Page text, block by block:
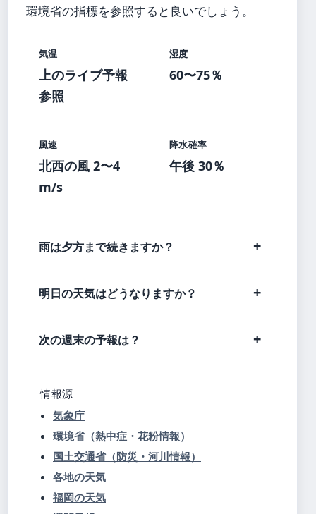
環境省の指標を参照すると良いでしょう。
気温
上のライブ予報
参照
湿度
60〜75％
風速
北西の風 2〜4
m/s
降水確率
午後 30％
雨は夕方まで続きますか？
明日の天気はどうなりますか？
次の週末の予報は？
情報源
気象庁
環境省（熱中症・花粉情報）
国土交通省（防災・河川情報）
各地の天気
福岡の天気